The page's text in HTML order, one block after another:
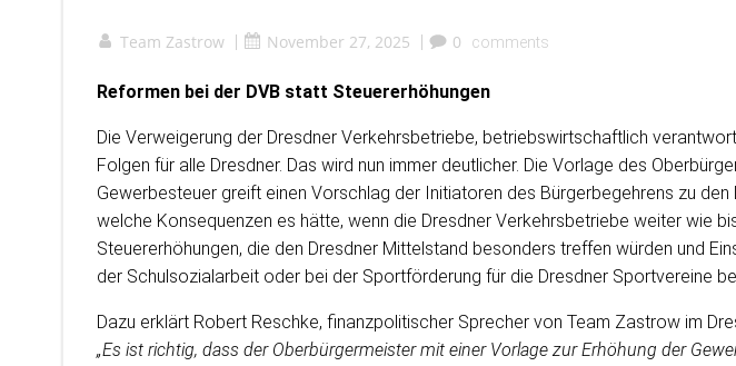
Team Zastrow | November 27, 2025 | 0 comments
Reformen bei der DVB statt Steuererhöhungen
Die Verweigerung der Dresdner Verkehrsbetriebe, betriebswirtschaftlich
Folgen für alle Dresdner. Das wird nun immer deutlicher. Die Vorlage des
Gewerbesteuer greift einen Vorschlag der Initiatoren des Bürgerbegehrens zu den
welche Konsequenzen es hätte, wenn die Dresdner Verkehrsbetriebe weiter wie
Steuererhöhungen, die den Dresdner Mittelstand besonders treffen würden und
der Schulsozialarbeit oder bei der Sportförderung für die Dresdner Sportvereine
Dazu erklärt Robert Reschke, finanzpolitischer Sprecher von Team Zastrow im
„Es ist richtig, dass der Oberbürgermeister mit einer Vorlage zur Erhöhung der